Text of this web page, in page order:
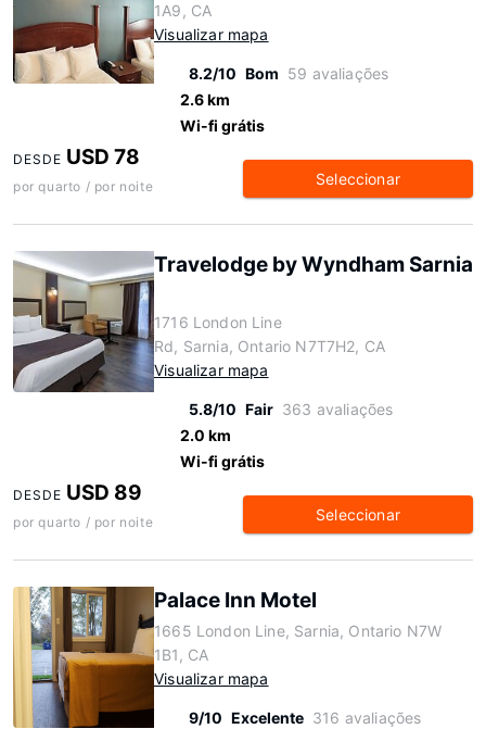
1A9, CA
Visualizar mapa
8.2/10 Bom 59 avaliações
2.6 km
Wi-fi grátis
DESDE USD 78
por quarto / por noite Seleccionar
Travelodge by Wyndham Sarnia
1716 London Line
Rd, Sarnia, Ontario N7T7H2, CA
Visualizar mapa
5.8/10 Fair 363 avaliações
2.0 km
Wi-fi grátis
DESDE USD 89
por quarto / por noite Seleccionar
Palace Inn Motel
1665 London Line, Sarnia, Ontario N7W
1B1, CA
Visualizar mapa
9/10 Excelente 316 avaliações